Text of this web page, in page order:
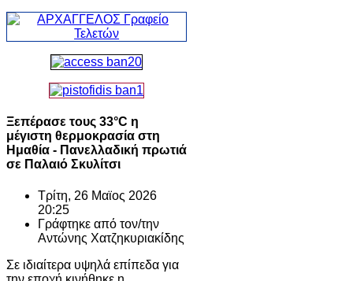
Ξεπέρασε τους 33°C η
μέγιστη θερμοκρασία στη
Ημαθία - Πανελλαδική πρωτιά
σε Παλαιό Σκυλίτσι
Τρίτη, 26 Μαϊος 2026
20:25
Γράφτηκε από τον/την
Αντώνης Χατζηκυριακίδης
Σε ιδιαίτερα υψηλά επίπεδα για